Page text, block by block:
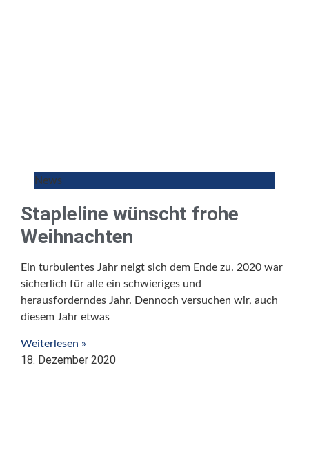
News
Stapleline wünscht frohe
Weihnachten
Ein turbulentes Jahr neigt sich dem Ende zu. 2020 war
sicherlich für alle ein schwieriges und
herausforderndes Jahr. Dennoch versuchen wir, auch
diesem Jahr etwas
Weiterlesen »
18. Dezember 2020